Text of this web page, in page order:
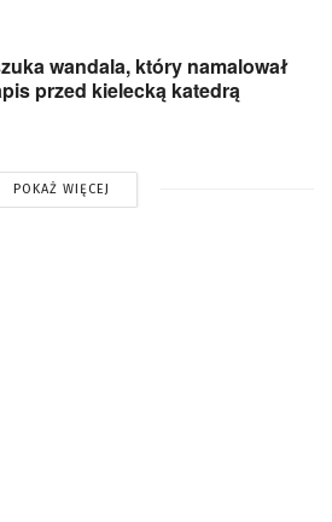
wandala, który namalował
przed kielecką katedrą
POKAŻ WIĘCEJ